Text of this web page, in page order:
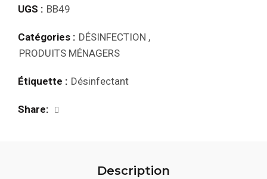
UGS : BB49
Catégories : DÉSINFECTION ,
PRODUITS MÉNAGERS
Étiquette : Désinfectant
Share
Description